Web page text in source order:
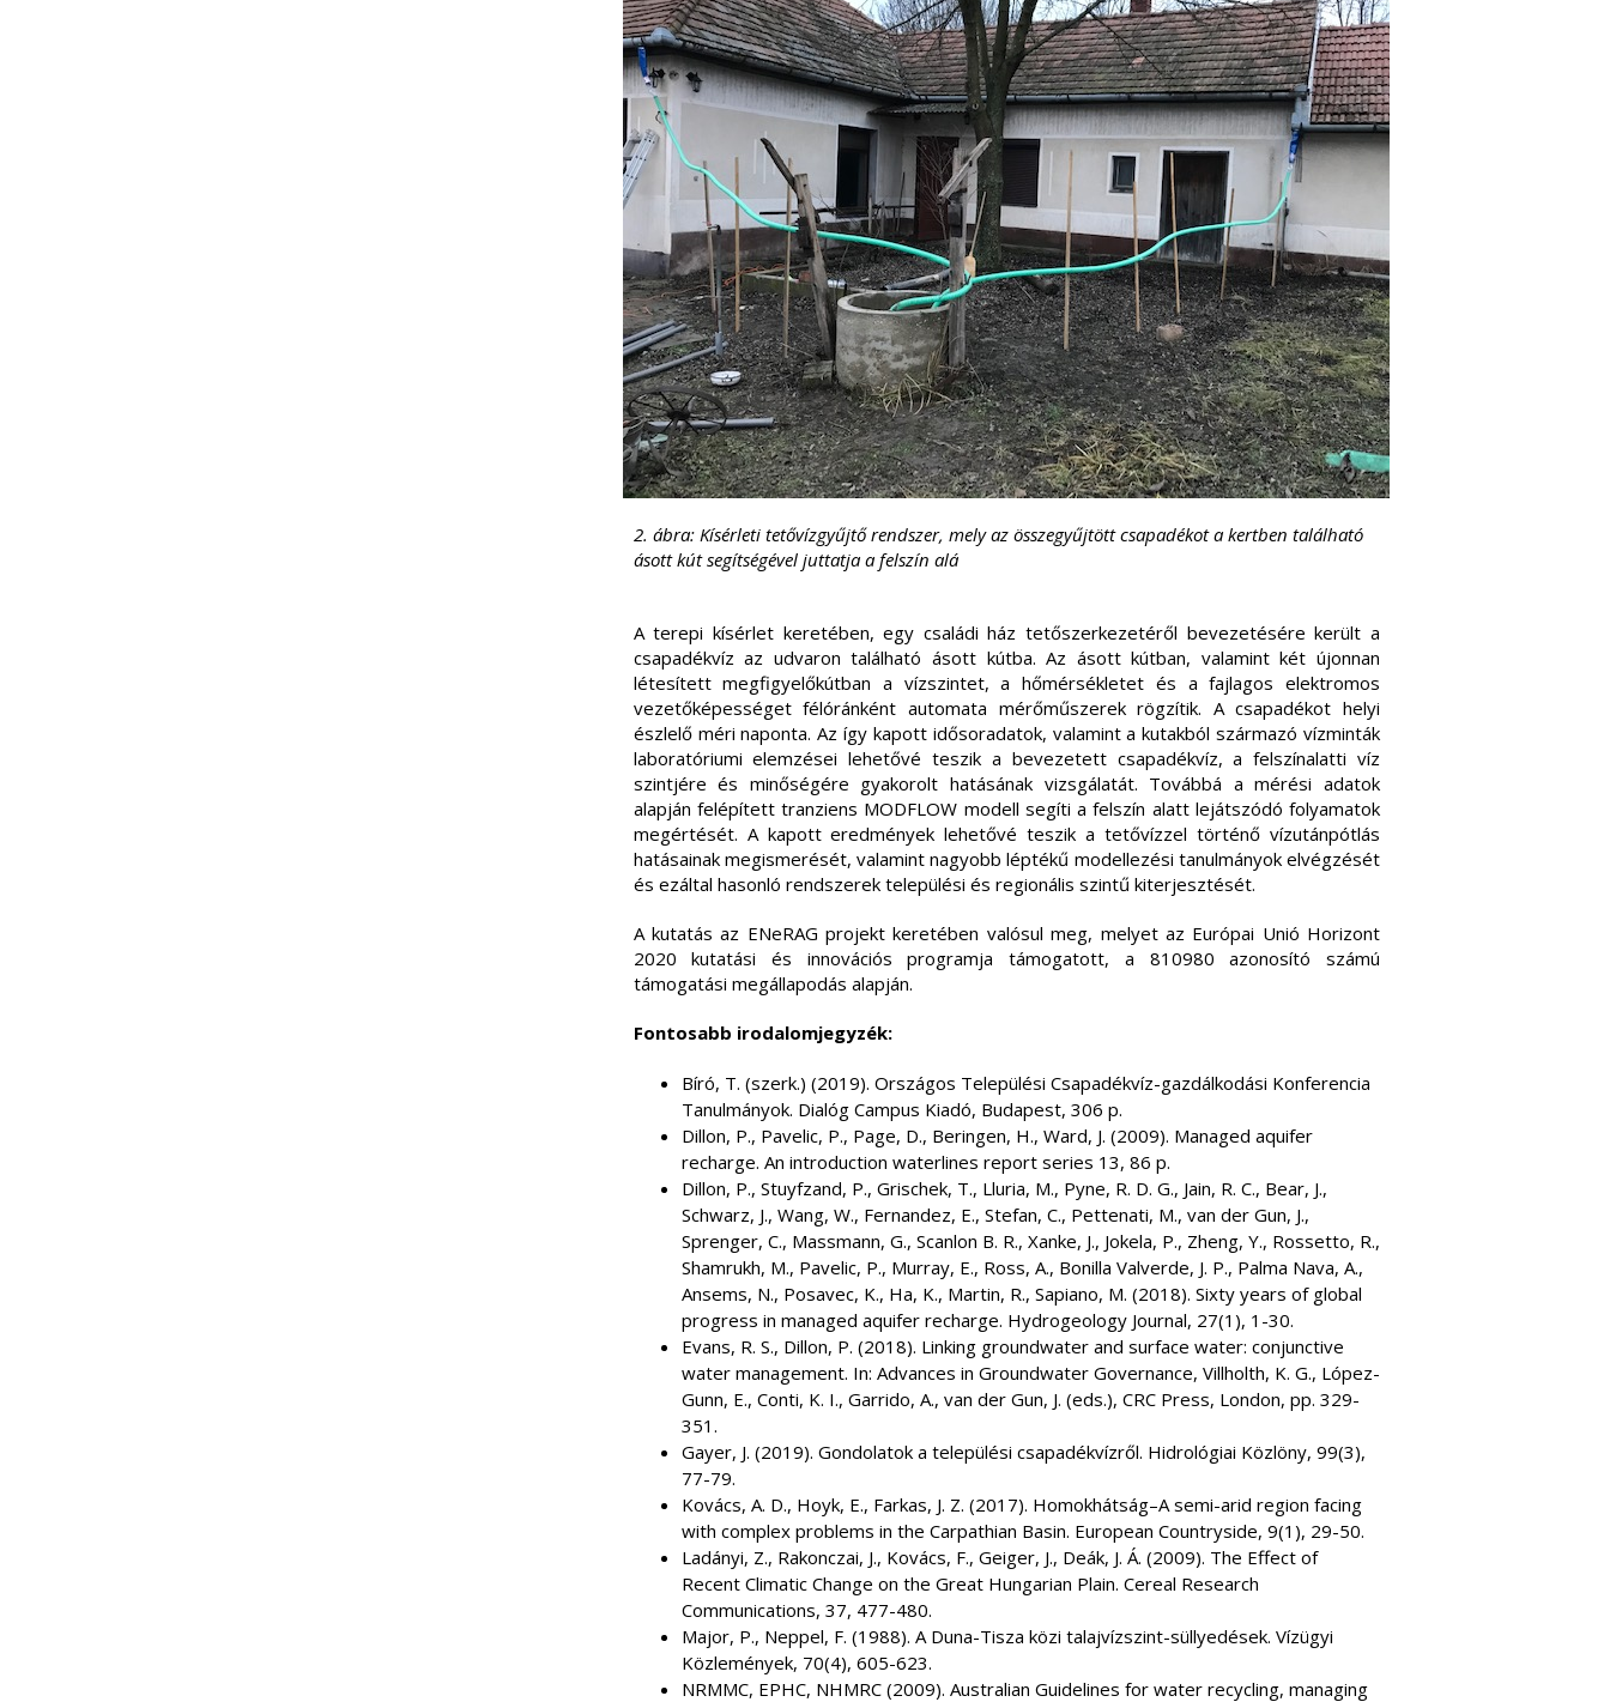
2. ábra: Kísérleti tetővízgyűjtő rendszer, mely az összegyűjtött csapadékot a kertben található
ásott kút segítségével juttatja a felszín alá
A terepi kísérlet keretében, egy családi ház tetőszerkezetéről bevezetésére került a
csapadékvíz az udvaron található ásott kútba. Az ásott kútban, valamint két újonnan
létesített megfigyelőkútban a vízszintet, a hőmérsékletet és a fajlagos elektromos
vezetőképességet félóránként automata mérőműszerek rögzítik. A csapadékot helyi
észlelő méri naponta. Az így kapott idősoradatok, valamint a kutakból származó vízminták
laboratóriumi elemzései lehetővé teszik a bevezetett csapadékvíz, a felszínalatti víz
szintjére és minőségére gyakorolt hatásának vizsgálatát. Továbbá a mérési adatok
alapján felépített tranziens MODFLOW modell segíti a felszín alatt lejátszódó folyamatok
megértését. A kapott eredmények lehetővé teszik a tetővízzel történő vízutánpótlás
hatásainak megismerését, valamint nagyobb léptékű modellezési tanulmányok elvégzését
és ezáltal hasonló rendszerek települési és regionális szintű kiterjesztését.
A kutatás az ENeRAG projekt keretében valósul meg, melyet az Európai Unió Horizont
2020 kutatási és innovációs programja támogatott, a 810980 azonosító számú
támogatási megállapodás alapján.
Fontosabb irodalomjegyzék:
Bíró, T. (szerk.) (2019). Országos Települési Csapadékvíz-gazdálkodási Konferencia
Tanulmányok. Dialóg Campus Kiadó, Budapest, 306 p.
Dillon, P., Pavelic, P., Page, D., Beringen, H., Ward, J. (2009). Managed aquifer
recharge. An introduction waterlines report series 13, 86 p.
Dillon, P., Stuyfzand, P., Grischek, T., Lluria, M., Pyne, R. D. G., Jain, R. C., Bear, J.,
Schwarz, J., Wang, W., Fernandez, E., Stefan, C., Pettenati, M., van der Gun, J.,
Sprenger, C., Massmann, G., Scanlon B. R., Xanke, J., Jokela, P., Zheng, Y., Rossetto, R.,
Shamrukh, M., Pavelic, P., Murray, E., Ross, A., Bonilla Valverde, J. P., Palma Nava, A.,
Ansems, N., Posavec, K., Ha, K., Martin, R., Sapiano, M. (2018). Sixty years of global
progress in managed aquifer recharge. Hydrogeology Journal, 27(1), 1-30.
Evans, R. S., Dillon, P. (2018). Linking groundwater and surface water: conjunctive
water management. In: Advances in Groundwater Governance, Villholth, K. G., López-
Gunn, E., Conti, K. I., Garrido, A., van der Gun, J. (eds.), CRC Press, London, pp. 329-
351.
Gayer, J. (2019). Gondolatok a települési csapadékvízről. Hidrológiai Közlöny, 99(3),
77-79.
Kovács, A. D., Hoyk, E., Farkas, J. Z. (2017). Homokhátság–A semi-arid region facing
with complex problems in the Carpathian Basin. European Countryside, 9(1), 29-50.
Ladányi, Z., Rakonczai, J., Kovács, F., Geiger, J., Deák, J. Á. (2009). The Effect of
Recent Climatic Change on the Great Hungarian Plain. Cereal Research
Communications, 37, 477-480.
Major, P., Neppel, F. (1988). A Duna-Tisza közi talajvízszint-süllyedések. Vízügyi
Közlemények, 70(4), 605-623.
NRMMC, EPHC, NHMRC (2009). Australian Guidelines for water recycling, managing